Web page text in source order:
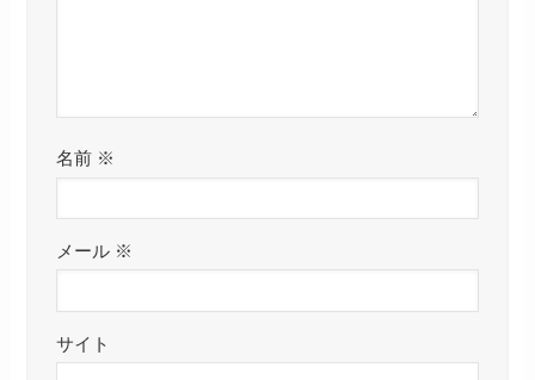
名前 ※
メール ※
サイト